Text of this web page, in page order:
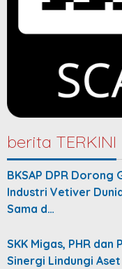
berita TERKINI
BKSAP DPR Dorong
Industri Vetiver
Sama d…
SKK Migas, PHR dan
Sinergi Lindungi